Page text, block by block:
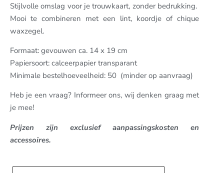
Stijlvolle omslag voor je trouwkaart, zonder bedrukking.
Mooi te combineren met een lint, koordje of chique
waxzegel.
Formaat: gevouwen ca. 14 x 19 cm
Papiersoort: calceerpapier transparant
Minimale bestelhoeveelheid: 50 (minder op aanvraag)
Heb je een vraag? Informeer ons, wij denken graag met
je mee!
Prijzen zijn exclusief aanpassingskosten en
accessoires.